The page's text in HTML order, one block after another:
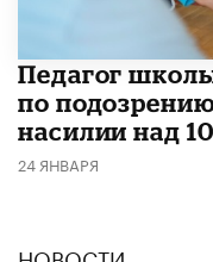
Педагог
по
насилии над
24 ЯНВАРЯ